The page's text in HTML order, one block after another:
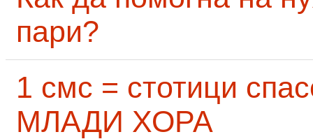
пари?
1 смс = стотици
МЛАДИ ХОРА